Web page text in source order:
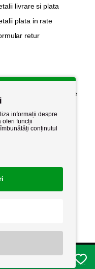
livrare si plata
plata in rate
retur
de confidențialitate
si conditii
informații despre
oferi funcții
conținutul